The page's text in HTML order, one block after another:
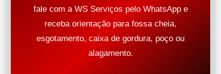
fale com a WS Serviços pelo WhatsApp e
receba orientação para fossa cheia,
esgotamento, caixa de gordura, poço ou
alagamento.